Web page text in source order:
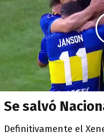
Se salvó
Definitivamente el